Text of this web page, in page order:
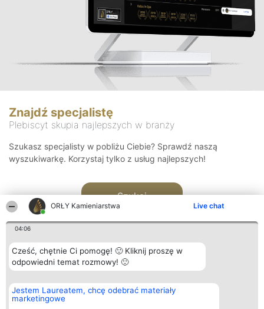
ORŁY Kamieniarstwa Live chat
04:06
Cześć, chętnie Ci pomogę! 🙂 Kliknij proszę w
odpowiedni temat rozmowy! 🙂
Jestem Laureatem, chcę odebrać materiały
marketingowe
Znajdź specjalistę
Plebiscyt skupia najlepszych w branży
Szukasz specjalisty w pobliżu Ciebie? Sprawdź naszą
wyszukiwarkę. Korzystaj tylko z usług najlepszych!
Szukaj
Organizator plebiscytu
Bright Side Solutions sp. z o.
o. sp. k.
Plebiscyt
Laureaci
Kontakt
Kontakt